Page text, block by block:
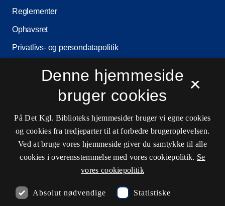
Reglementer
Ophavsret
Privatlivs- og persondatapolitik
Cookieindstillinger
Kontaktinformationer
Åbningstider
×
Denne hjemmeside
bruger cookies
På Det Kgl. Biblioteks hjemmesider bruger vi egne cookies
og cookies fra tredjeparter til at forbedre brugeroplevelsen.
Ved at bruge vores hjemmeside giver du samtykke til alle
cookies i overensstemmelse med vores cookiepolitik. Se
vores cookiepolitik
Absolut nødvendige Statistiske